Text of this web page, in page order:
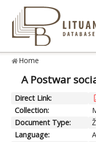
Home
A Postwar
Direct Link:
Collection:
Document Type:
Language: